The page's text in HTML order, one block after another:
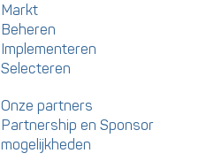
Markt
Beheren
Implementeren
Selecteren
Onze partners
Partnership en Sponsor
mogelijkheden